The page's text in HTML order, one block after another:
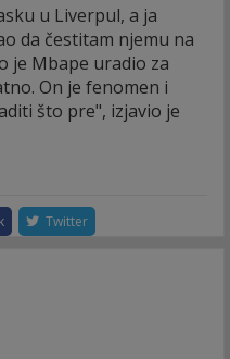
u Liverpul, a ja
da čestitam njemu na
je Mbape uradio za
On je fenomen i
što pre", izjavio je
Twitter